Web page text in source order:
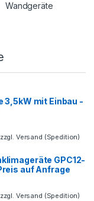
Wandgeräte
3,5kW mit Einbau -
Versand (Spedition)
GPC12-
auf Anfrage
Versand (Spedition)